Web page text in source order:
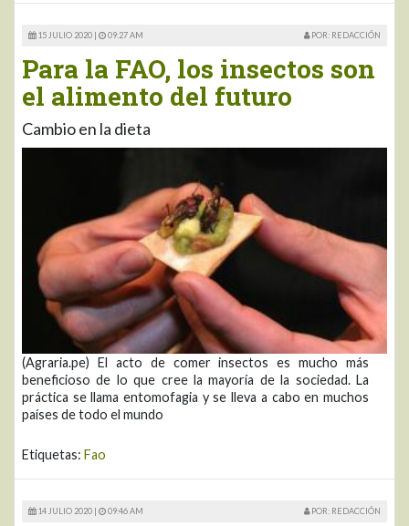
15 JULIO 2020 | 09:27 AM POR: REDACCIÓN
Para la FAO, los insectos son
el alimento del futuro
Cambio en la dieta
(Agraria.pe) El acto de comer insectos es mucho más
beneficioso de lo que cree la mayoría de la sociedad. La
práctica se llama entomofagia y se lleva a cabo en muchos
países de todo el mundo
Etiquetas: Fao
14 JULIO 2020 | 09:46 AM POR: REDACCIÓN